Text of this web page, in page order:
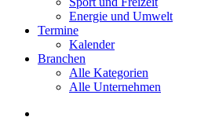
Energie und Umwelt
Termine
Kalender
Branchen
Alle Kategorien
Alle Unternehmen